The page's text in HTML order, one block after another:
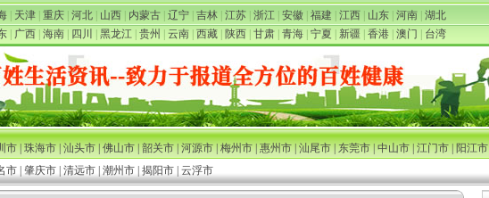
天津 重庆 河北 山西 内蒙古 辽宁 吉林 江苏 浙江 安徽 福建 江西 山东 河南 湖北
广西 海南 四川 黑龙江 贵州 云南 西藏 陕西 甘肃 青海 宁夏 新疆 香港 澳门 台湾
市|珠海市|汕头市|佛山市|韶关市|河源市|梅州市|惠州市|汕尾市|东莞市|中山市|江门市|阳江市
市 肇庆市 清远市 潮州市 揭阳市 云浮市